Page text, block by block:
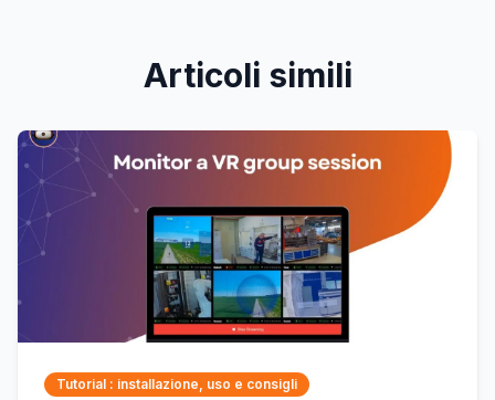
Articoli simili
Tutorial : installazione, uso e consigli